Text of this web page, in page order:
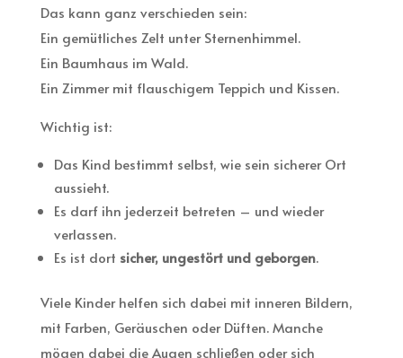
Das kann ganz verschieden sein:
Ein gemütliches Zelt unter Sternenhimmel.
Ein Baumhaus im Wald.
Ein Zimmer mit flauschigem Teppich und Kissen.
Wichtig ist:
Das Kind bestimmt selbst, wie sein sicherer Ort
aussieht.
Es darf ihn jederzeit betreten – und wieder
verlassen.
Es ist dort sicher, ungestört und geborgen.
Viele Kinder helfen sich dabei mit inneren Bildern,
mit Farben, Geräuschen oder Düften. Manche
mögen dabei die Augen schließen oder sich